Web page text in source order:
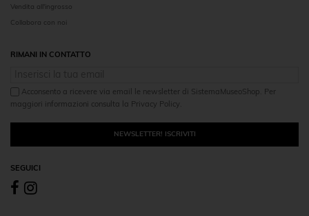
Vendita all'ingrosso
Collabora con noi
RIMANI IN CONTATTO
Acconsento a ricevere via email le newsletter di SistemaMuseoShop. Per
maggiori informazioni consulta la Privacy Policy.
NEWSLETTER! ISCRIVITI
SEGUICI